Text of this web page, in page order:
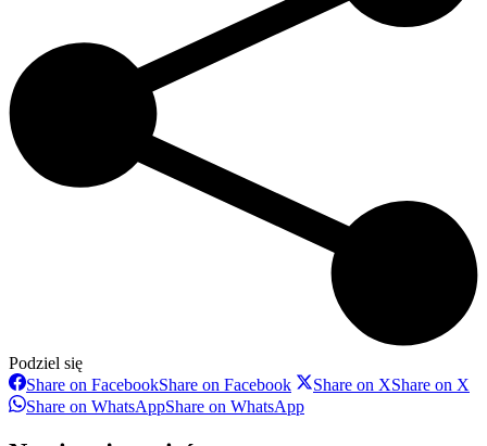
Podziel się
Share on FacebookShare on Facebook Share on XShare on X
Share on WhatsAppShare on WhatsApp